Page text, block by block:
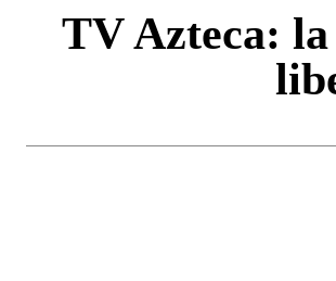
TV Azteca: